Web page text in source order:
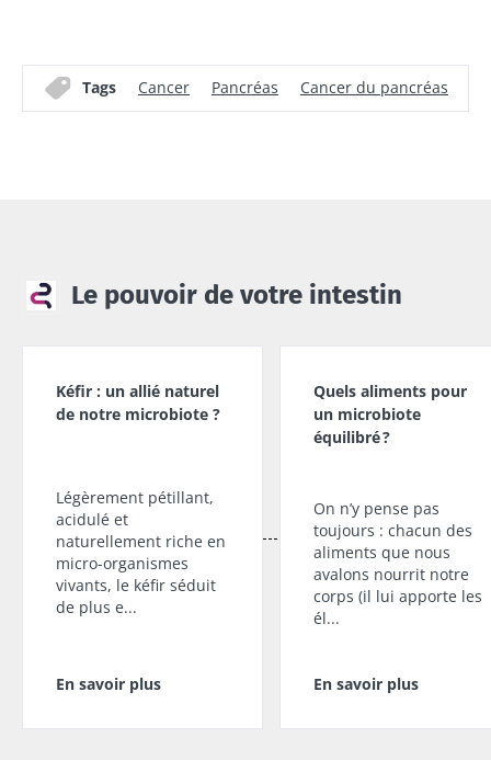
Tags Cancer Pancréas Cancer du pancréas
Le pouvoir de votre intestin
Kéfir : un allié naturel
de notre microbiote ?
Légèrement pétillant,
acidulé et
naturellement riche en
micro-organismes
vivants, le kéfir séduit
de plus e...
En savoir plus
Quels aliments pour
un microbiote
équilibré ?
On n’y pense pas
toujours : chacun des
aliments que nous
avalons nourrit notre
corps (il lui apporte les
él...
En savoir plus